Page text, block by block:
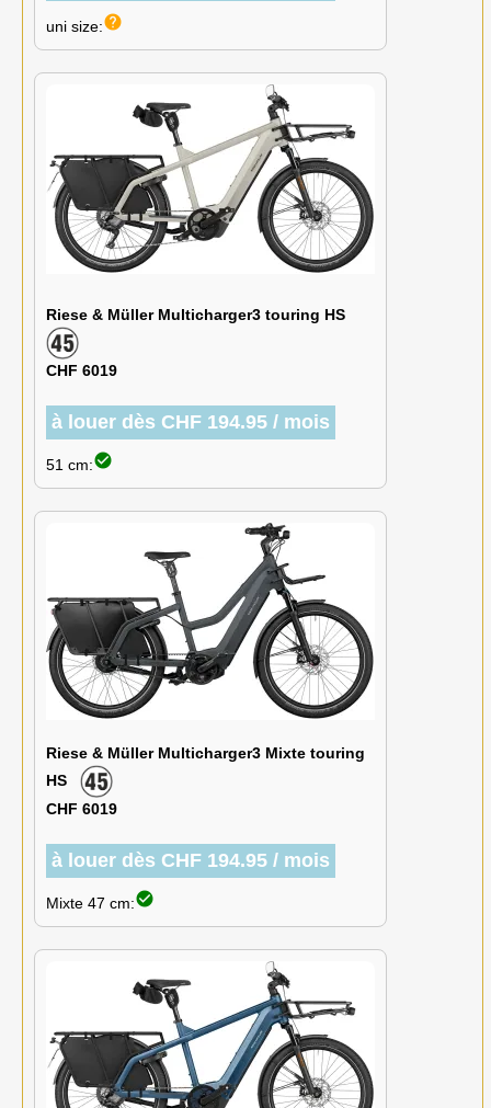
uni size:help
Riese & Müller Multicharger3 touring HS
CHF 6019
à louer dès CHF 194.95 / mois
51 cm:check_circle
Riese & Müller Multicharger3 Mixte touring
HS
CHF 6019
à louer dès CHF 194.95 / mois
Mixte 47 cm:check_circle